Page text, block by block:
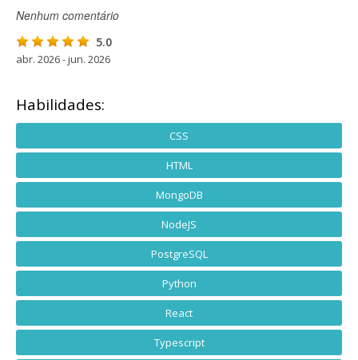
Nenhum comentário
5.0
abr. 2026 - jun. 2026
Habilidades:
CSS
HTML
MongoDB
NodeJS
PostgreSQL
Python
React
Typescript